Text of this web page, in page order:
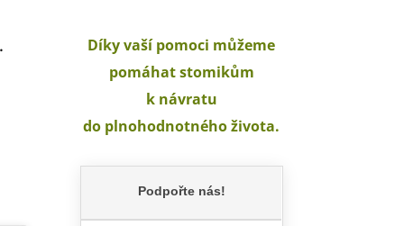
Díky vaší pomoci můžeme
pomáhat stomikům
k návratu
do plnohodnotného života.